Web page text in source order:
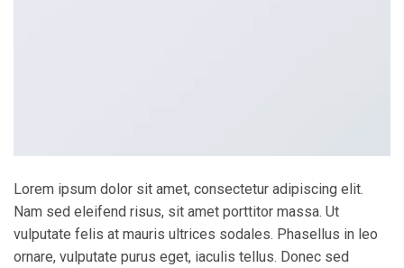
Lorem ipsum dolor sit amet, consectetur adipiscing elit.
Nam sed eleifend risus, sit amet porttitor massa. Ut
vulputate felis at mauris ultrices sodales. Phasellus in leo
ornare, vulputate purus eget, iaculis tellus. Donec sed